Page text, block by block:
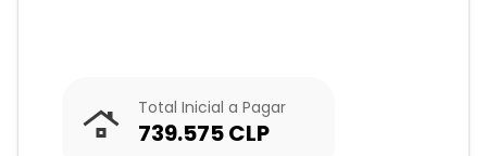
Total Inicial a Pagar
739.575CLP